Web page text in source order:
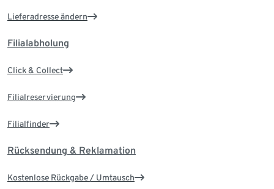
Lieferadresse ändern
Filialabholung
Click & Collect
Filialreservierung
Filialfinder
Rücksendung & Reklamation
Kostenlose Rückgabe / Umtausch